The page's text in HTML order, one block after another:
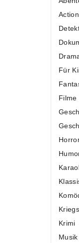
Für
Filme
Krimi
Musik